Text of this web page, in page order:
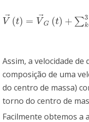
V⃗ (t) = V⃗
G (t) + ∑3
k
V→(t) =V →G(t )+∑ k= 13 xk
Assim, a velocidade
composição de uma
do centro de massa)
torno do centro de
Facilmente obtemos a